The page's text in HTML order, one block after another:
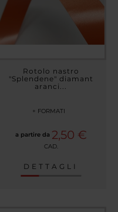
Rotolo nastro
"Splendene" diamant
aranci...
+ FORMATI
a partire da 2,50 €
CAD.
DETTAGLI